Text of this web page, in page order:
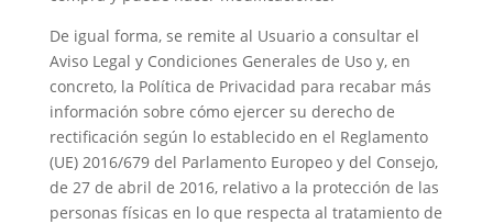
De igual forma, se remite al Usuario a consultar el
Aviso Legal y Condiciones Generales de Uso y, en
concreto, la Política de Privacidad para recabar más
información sobre cómo ejercer su derecho de
rectificación según lo establecido en el Reglamento
(UE) 2016/679 del Parlamento Europeo y del Consejo,
de 27 de abril de 2016, relativo a la protección de las
personas físicas en lo que respecta al tratamiento de